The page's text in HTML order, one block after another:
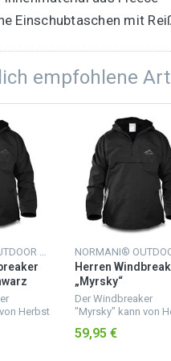
Einschubtaschen mit
empfohlene
NORMANI® OUTDOOR SPORTS
Herbst
Das
Herren
„Myrsky“
Schwarz/Beige
Der Windbreaker
"Myrsky" kann von
getragen werden. Das
59,95 €